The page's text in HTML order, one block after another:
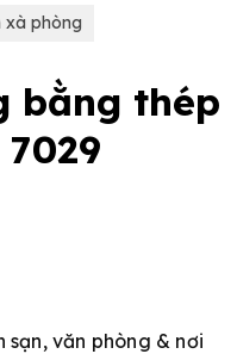
xà phòng
bằng thép
sạn, văn phòng & nơi